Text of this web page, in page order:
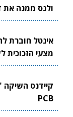
ולנס ממנה את
אינטל חוברת
מצעי הזכוכית
קיידנס השיקה
PCB